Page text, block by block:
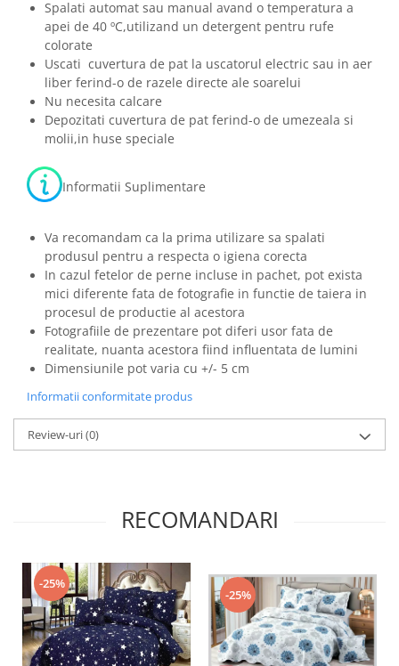
Spalati automat sau manual avand o temperatura a
apei de 40 ºC,utilizand un detergent pentru rufe
colorate
Uscati cuvertura de pat la uscatorul electric sau in aer
liber ferind-o de razele directe ale soarelui
Nu necesita calcare
Depozitati cuvertura de pat ferind-o de umezeala si
molii,in huse speciale
Informatii Suplimentare
Va recomandam ca la prima utilizare sa spalati
produsul pentru a respecta o igiena corecta
In cazul fetelor de perne incluse in pachet, pot exista
mici diferente fata de fotografie in functie de taiera in
procesul de productie al acestora
Fotografiile de prezentare pot diferi usor fata de
realitate, nuanta acestora fiind influentata de lumini
Dimensiunile pot varia cu +/- 5 cm
Informatii conformitate produs
Review-uri(0)
RECOMANDARI
-25%
-25%